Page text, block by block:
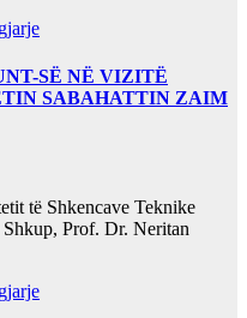
SË NË VIZITË
SABAHATTIN ZAIM
të Shkencave Teknike
Prof. Dr. Neritan